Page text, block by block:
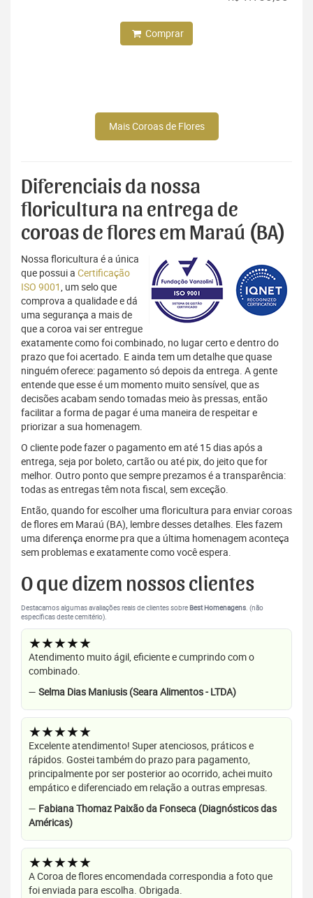
Comprar
Mais Coroas de Flores
Diferenciais da nossa
floricultura na entrega de
coroas de flores em Maraú (BA)
Nossa floricultura é a única
que possui a Certificação
ISO 9001, um selo que
comprova a qualidade e dá
uma segurança a mais de
que a coroa vai ser entregue
exatamente como foi combinado, no lugar certo e dentro do
prazo que foi acertado. E ainda tem um detalhe que quase
ninguém oferece: pagamento só depois da entrega. A gente
entende que esse é um momento muito sensível, que as
decisões acabam sendo tomadas meio às pressas, então
facilitar a forma de pagar é uma maneira de respeitar e
priorizar a sua homenagem.
O cliente pode fazer o pagamento em até 15 dias após a
entrega, seja por boleto, cartão ou até pix, do jeito que for
melhor. Outro ponto que sempre prezamos é a transparência:
todas as entregas têm nota fiscal, sem exceção.
Então, quando for escolher uma floricultura para enviar coroas
de flores em Maraú (BA), lembre desses detalhes. Eles fazem
uma diferença enorme pra que a última homenagem aconteça
sem problemas e exatamente como você espera.
O que dizem nossos clientes
Destacamos algumas avaliações reais de clientes sobre Best Homenagens. (não
específicas deste cemitério).
★★★★★
Atendimento muito ágil, eficiente e cumprindo com o
combinado.
— Selma Dias Maniusis (Seara Alimentos - LTDA)
★★★★★
Excelente atendimento! Super atenciosos, práticos e
rápidos. Gostei também do prazo para pagamento,
principalmente por ser posterior ao ocorrido, achei muito
empático e diferenciado em relação a outras empresas.
— Fabiana Thomaz Paixão da Fonseca (Diagnósticos das
Américas)
★★★★★
A Coroa de flores encomendada correspondia a foto que
foi enviada para escolha. Obrigada.